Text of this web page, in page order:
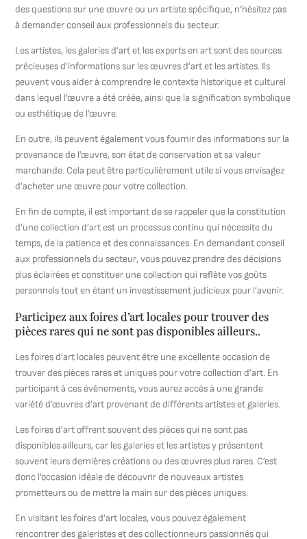
des questions sur une œuvre ou un artiste spécifique, n’hésitez pas
à demander conseil aux professionnels du secteur.
Les artistes, les galeries d’art et les experts en art sont des sources
précieuses d’informations sur les œuvres d’art et les artistes. Ils
peuvent vous aider à comprendre le contexte historique et culturel
dans lequel l’œuvre a été créée, ainsi que la signification symbolique
ou esthétique de l’œuvre.
En outre, ils peuvent également vous fournir des informations sur la
provenance de l’œuvre, son état de conservation et sa valeur
marchande. Cela peut être particulièrement utile si vous envisagez
d’acheter une œuvre pour votre collection.
En fin de compte, il est important de se rappeler que la constitution
d’une collection d’art est un processus continu qui nécessite du
temps, de la patience et des connaissances. En demandant conseil
aux professionnels du secteur, vous pouvez prendre des décisions
plus éclairées et constituer une collection qui reflète vos goûts
personnels tout en étant un investissement judicieux pour l’avenir.
Participez aux foires d’art locales pour trouver des
pièces rares qui ne sont pas disponibles ailleurs..
Les foires d’art locales peuvent être une excellente occasion de
trouver des pièces rares et uniques pour votre collection d’art. En
participant à ces événements, vous aurez accès à une grande
variété d’œuvres d’art provenant de différents artistes et galeries.
Les foires d’art offrent souvent des pièces qui ne sont pas
disponibles ailleurs, car les galeries et les artistes y présentent
souvent leurs dernières créations ou des œuvres plus rares. C’est
donc l’occasion idéale de découvrir de nouveaux artistes
prometteurs ou de mettre la main sur des pièces uniques.
En visitant les foires d’art locales, vous pouvez également
rencontrer des galeristes et des collectionneurs passionnés qui